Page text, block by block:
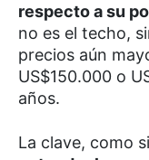
respecto a su
no es el techo,
precios aún
US$150.000 o
años.
La clave, como